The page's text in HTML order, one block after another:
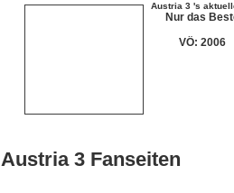
Austria 3 's
Nur das
VÖ: 2006
Austria 3 Fanseiten